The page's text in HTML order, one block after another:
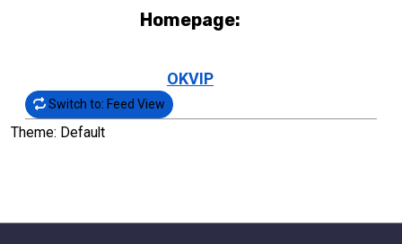
Homepage:
OKVIP
Switch to: Feed View
Theme: Default